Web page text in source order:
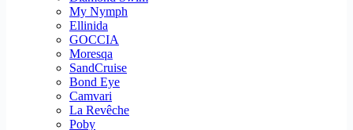
My Nymph
Ellinida
GOCCIA
Moresqa
SandCruise
Bond Eye
Camvari
La Revêche
Poby